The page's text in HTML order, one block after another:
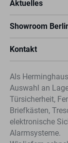
Aktuelles
Showroom
Kontakt
Als
Auswahl an
Türsicherheit,
Briefkästen,
elektronische
Alarmsysteme.